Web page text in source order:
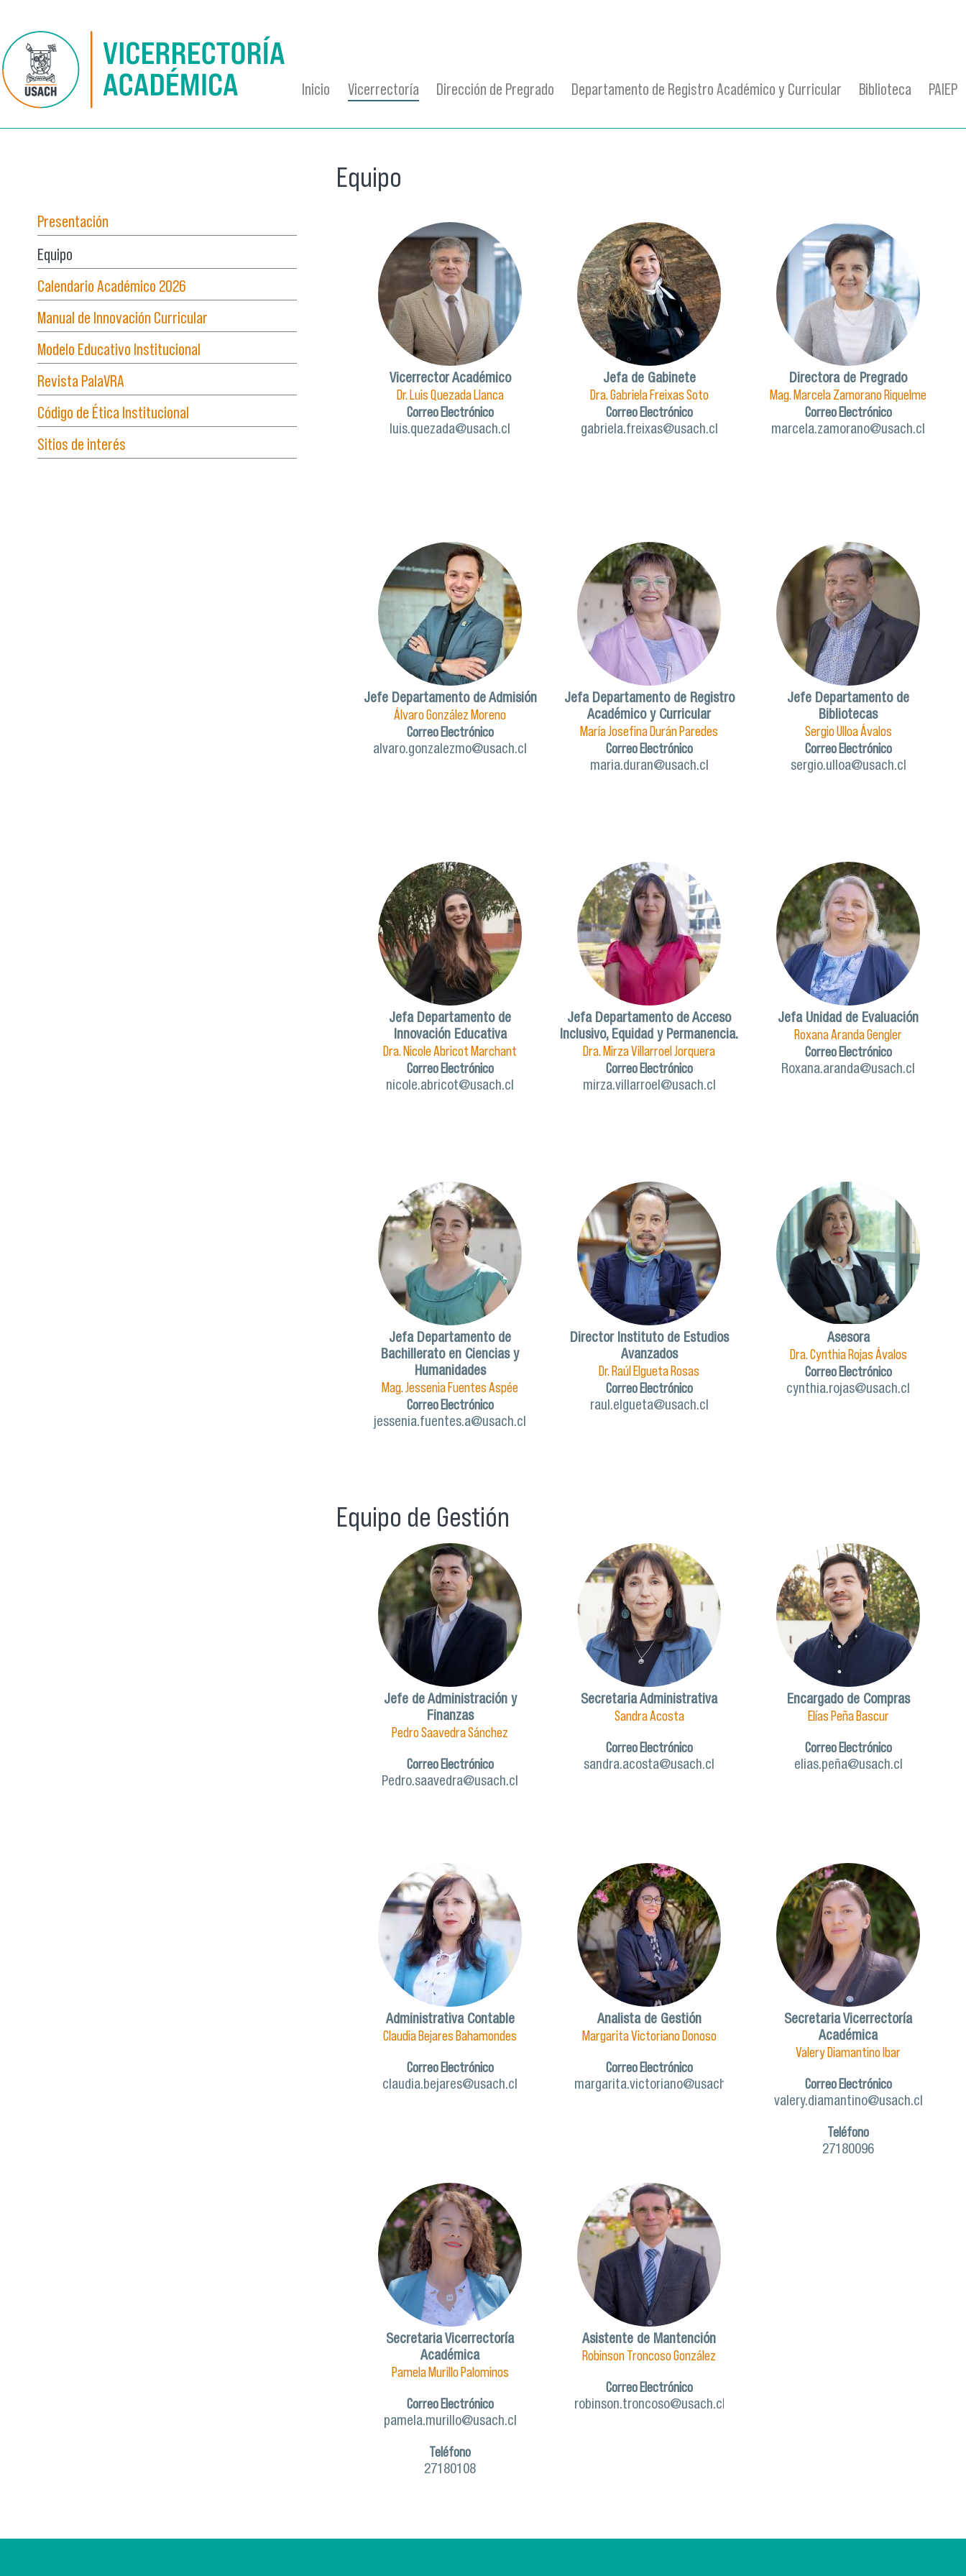
Inicio Vicerrectoría Dirección de Pregrado Departamento de Registro Académico y Curricular Biblioteca PAIEP
Presentación
Equipo
Calendario Académico 2026
Manual de Innovación Curricular
Modelo Educativo Institucional
Revista PalaVRA
Código de Ética Institucional
Sitios de interés
Equipo
Vicerrector Académico
Dr. Luis Quezada Llanca
Correo Electrónico
luis.quezada@usach.cl
Jefa de Gabinete
Dra. Gabriela Freixas Soto
Correo Electrónico
gabriela.freixas@usach.cl
Directora de Pregrado
Mag. Marcela Zamorano Riquelme
Correo Electrónico
marcela.zamorano@usach.cl
Jefe Departamento de Admisión
Álvaro González Moreno
Correo Electrónico
alvaro.gonzalezmo@usach.cl
Jefa Departamento de Registro
Académico y Curricular
María Josefina Durán Paredes
Correo Electrónico
maria.duran@usach.cl
Jefe Departamento de
Bibliotecas
Sergio Ulloa Ávalos
Correo Electrónico
sergio.ulloa@usach.cl
Jefa Departamento de
Innovación Educativa
Dra. Nicole Abricot Marchant
Correo Electrónico
nicole.abricot@usach.cl
Jefa Departamento de Acceso
Inclusivo, Equidad y Permanencia.
Dra. Mirza Villarroel Jorquera
Correo Electrónico
mirza.villarroel@usach.cl
Jefa Unidad de Evaluación
Roxana Aranda Gengler
Correo Electrónico
Roxana.aranda@usach.cl
Jefa Departamento de
Bachillerato en Ciencias y
Humanidades
Mag. Jessenia Fuentes Aspée
Correo Electrónico
jessenia.fuentes.a@usach.cl
Director Instituto de Estudios
Avanzados
Dr. Raúl Elgueta Rosas
Correo Electrónico
raul.elgueta@usach.cl
Asesora
Dra. Cynthia Rojas Ávalos
Correo Electrónico
cynthia.rojas@usach.cl
Equipo de Gestión
Jefe de Administración y
Finanzas
Pedro Saavedra Sánchez
Correo Electrónico
Pedro.saavedra@usach.cl
Secretaria Administrativa
Sandra Acosta
Correo Electrónico
sandra.acosta@usach.cl
Encargado de Compras
Elías Peña Bascur
Correo Electrónico
elias.peña@usach.cl
Administrativa Contable
Claudia Bejares Bahamondes
Correo Electrónico
claudia.bejares@usach.cl
Analista de Gestión
Margarita Victoriano Donoso
Correo Electrónico
margarita.victoriano@usach.cl
Secretaria Vicerrectoría
Académica
Valery Diamantino Ibar
Correo Electrónico
valery.diamantino@usach.cl
Teléfono
27180096
Secretaria Vicerrectoría
Académica
Pamela Murillo Palominos
Correo Electrónico
pamela.murillo@usach.cl
Teléfono
27180108
Asistente de Mantención
Robinson Troncoso González
Correo Electrónico
robinson.troncoso@usach.cl